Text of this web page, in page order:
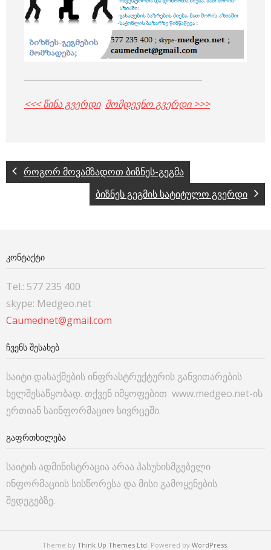
<<< წინა გვერდი მომდევნო გვერდი >>>
როგორ მოვამზადოთ ბიზნეს-გეგმა
ბიზნეს გეგმის სატიტულო გვერდი
ᲙᲝᲜᲢᲐᲥᲢᲘ
Tel.: 577 235 400
skype: Medgeo.net
Caumednet@gmail.com
ᲩᲕᲔᲜᲡ ᲨᲔᲡᲐᲮᲔᲑ
საიტი დასაქმების ინფრასტრუქტურის განვითარების
ხელშესაწყობად. თქვენ იმყოფებით www.medgeo.net-ის
ერთიან საინფორმაციო სივრცეში.
ᲒᲐᲤᲠᲗᲮᲘᲚᲔᲑᲐ
საიტის ადმინისტრაცია არაა პასუხისმგებელი
ინფორმაციის სისწორესა და მისი გამოყენების
შედეგებზე.
Theme by Think Up Themes Ltd . Powered by WordPress